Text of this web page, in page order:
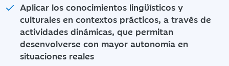
Aplicar los conocimientos lingüísticos y
culturales en contextos prácticos, a través de
actividades dinámicas, que permitan
desenvolverse con mayor autonomía en
situaciones reales